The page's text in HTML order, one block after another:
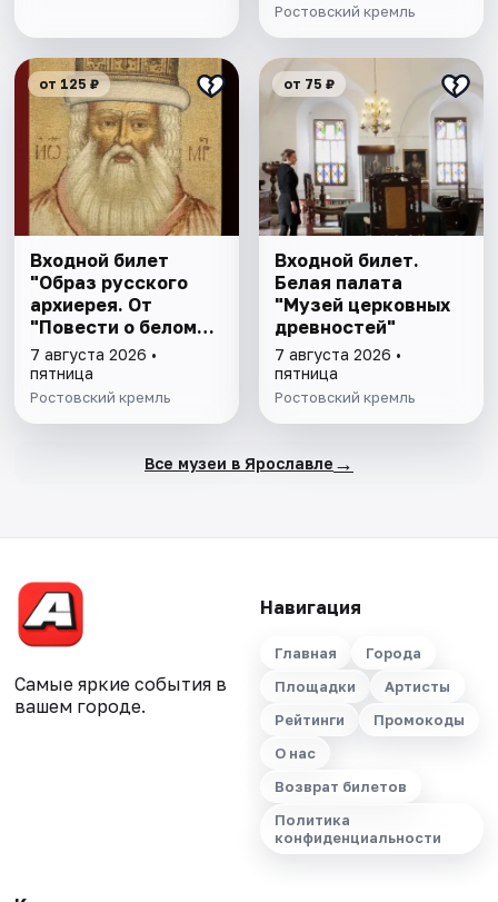
Ростовский кремль
от 125 ₽
Входной билет
"Образ русского
архиерея. От
"Повести о белом
клобуке" до
восстановления
патриаршества"
7 августа 2026 •
пятница
Ростовский кремль
от 75 ₽
Входной билет.
Белая палата
"Музей церковных
древностей"
7 августа 2026 •
пятница
Ростовский кремль
Все музеи в Ярославле →
Самые яркие события в
вашем городе.
Навигация
Главная
Города
Площадки
Артисты
Рейтинги
Промокоды
О нас
Возврат билетов
Политика
конфиденциальности